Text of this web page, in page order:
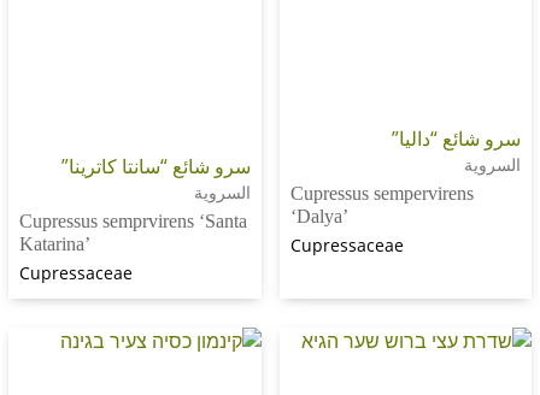
Cupressus
Cupressaceae
سرو شائع “سانتا كاترينا”
السروية
Cupressus semprvirens ‘Santa
Cupressaceae